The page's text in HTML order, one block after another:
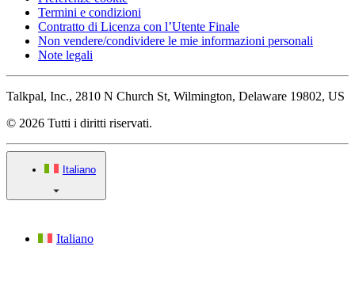
Termini e condizioni
Contratto di Licenza con l’Utente Finale
Non vendere/condividere le mie informazioni personali
Note legali
Talkpal, Inc., 2810 N Church St, Wilmington, Delaware 19802, US
© 2026 Tutti i diritti riservati.
Italiano
Italiano